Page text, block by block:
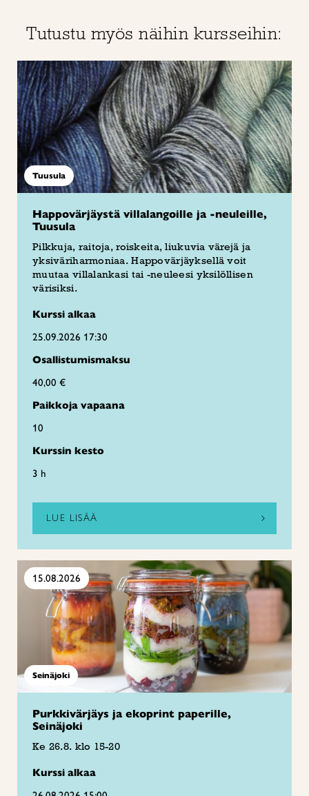
Tutustu myös näihin kursseihin:
Tuusula
Happovärjäystä villalangoille ja -neuleille,
Tuusula
Pilkkuja, raitoja, roiskeita, liukuvia värejä ja
yksiväriharmoniaa. Happovärjäyksellä voit
muutaa villalankasi tai -neuleesi yksilöllisen
värisiksi.
Kurssi alkaa
25.09.2026 17:30
Osallistumismaksu
40,00 €
Paikkoja vapaana
10
Kurssin kesto
3 h
LUE LISÄÄ
15.08.2026
Seinäjoki
Purkkivärjäys ja ekoprint paperille,
Seinäjoki
Ke 26.8. klo 15-20
Kurssi alkaa